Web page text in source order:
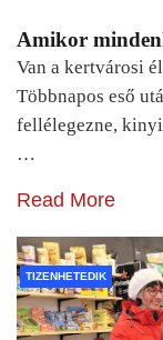
Amikor
Van a kertvárosi
Többnapos eső
fellélegezne,
…
Read More
TIZENHETEDIK